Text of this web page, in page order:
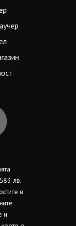
лв.
в
и